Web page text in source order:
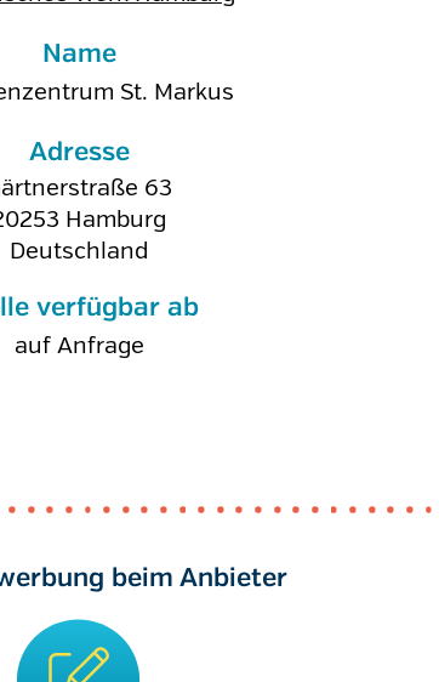
Name
St. Markus
Adresse
63
Hamburg
Deutschland
verfügbar ab
auf Anfrage
beim Anbieter